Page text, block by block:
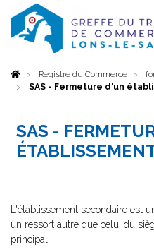
AccueilRegistre du Commerce
SAS - Fermeture d'un
SAS -
L'établissement secondaire est
un ressort autre que celui du
principal.